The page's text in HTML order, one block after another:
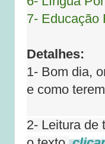
7- Educação
Detalhes:
1- Bom dia,
e como
2- Leitura de